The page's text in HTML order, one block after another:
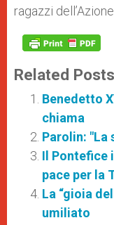
ragazzi
Related
Benedetto
chiama
Parolin:
Il Pontefice
pace per la
La “gioia
umiliato